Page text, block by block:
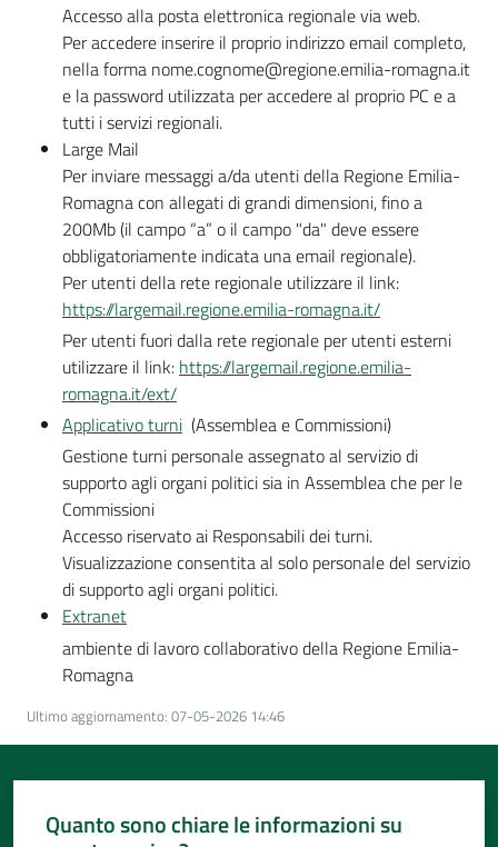
Accesso alla posta elettronica regionale via web.
Per accedere inserire il proprio indirizzo email completo,
nella forma nome.cognome@regione.emilia-romagna.it
e la password utilizzata per accedere al proprio PC e a
tutti i servizi regionali.
Large Mail
Per inviare messaggi a/da utenti della Regione Emilia-
Romagna con allegati di grandi dimensioni, fino a
200Mb (il campo “a” o il campo "da" deve essere
obbligatoriamente indicata una email regionale).
Per utenti della rete regionale utilizzare il link:
https://largemail.regione.emilia-romagna.it/
Per utenti fuori dalla rete regionale per utenti esterni
utilizzare il link: https://largemail.regione.emilia-
romagna.it/ext/
Applicativo turni (Assemblea e Commissioni)
Gestione turni personale assegnato al servizio di
supporto agli organi politici sia in Assemblea che per le
Commissioni
Accesso riservato ai Responsabili dei turni.
Visualizzazione consentita al solo personale del servizio
di supporto agli organi politici.
Extranet
ambiente di lavoro collaborativo della Regione Emilia-
Romagna
Ultimo aggiornamento: 07-05-2026 14:46
Quanto sono chiare le informazioni su